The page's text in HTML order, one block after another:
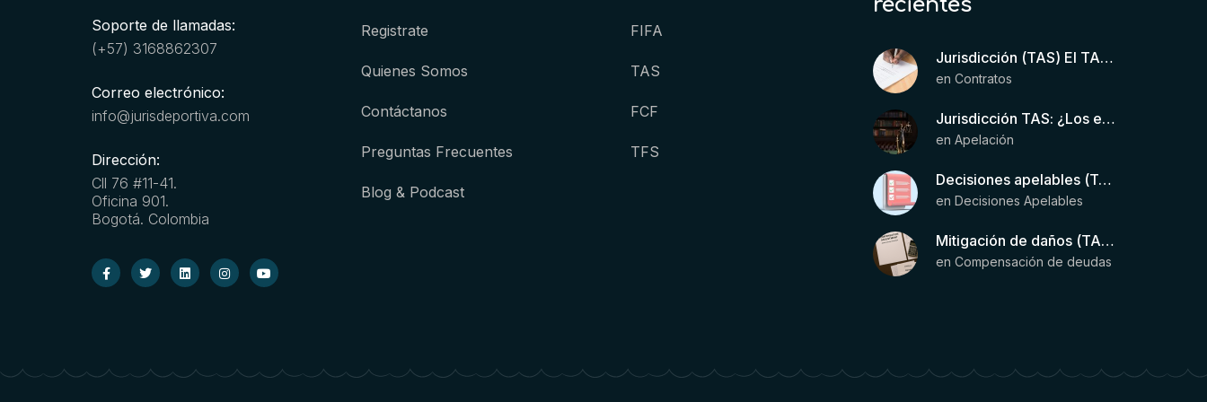
Soporte de llamadas:
(+57) 3168862307
Correo electrónico:
info@jurisdeportiva.com
Dirección:
Cll 76 #11-41.
Oficina 901.
Bogotá. Colombia
Registrate
Quienes Somos
Contáctanos
Preguntas Frecuentes
Blog & Podcast
FIFA
TAS
FCF
TFS
Jurisdicción (TAS) El TAS confirma la validez de la cláusula de sumisión jurisdiccional en el contrato del futbolista.
en Contratos
Jurisdicción TAS: ¿Los estatutos de una entidad organizadora de una liga de fútbol pueden otorgar competencia de forma directa al TAS?
en Apelación
Decisiones apelables (TAS): Requisitos para que exista una decisión
en Decisiones Apelables
Mitigación de daños (TAS) – Deducción de ingresos comprobados según el artículo 6(2)(b) del Anexo 2 RSTP FIFA
en Compensación de deudas